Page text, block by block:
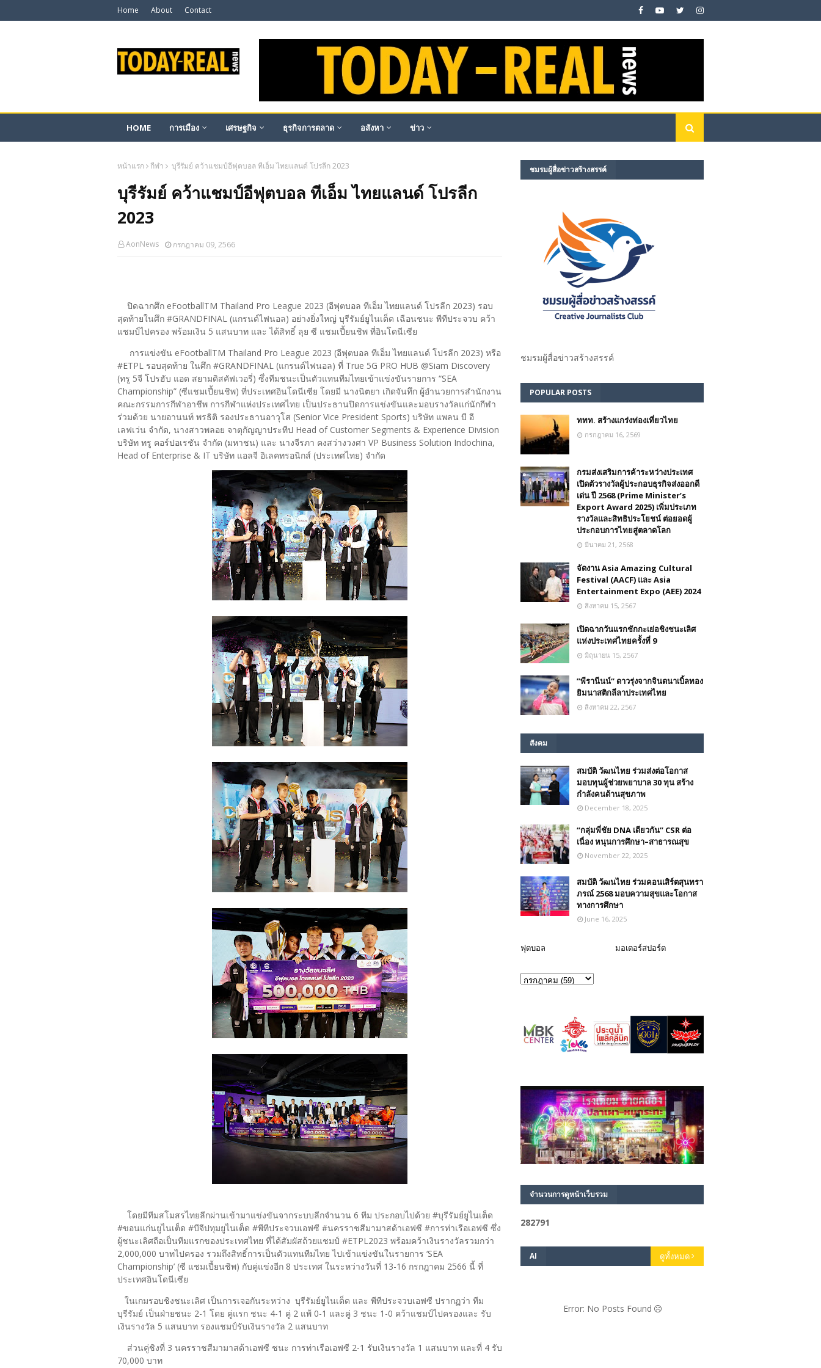
Home About Contact
HOME การเมือง เศรษฐกิจ ธุรกิจการตลาด อสังหา ข่าว
หน้าแรก กีฬา บุรีรัมย์ คว้าแชมป์อีฟุตบอล ทีเอ็ม ไทยแลนด์ โปรลีก 2023
บุรีรัมย์ คว้าแชมป์อีฟุตบอล ทีเอ็ม ไทยแลนด์ โปรลีก
2023
AonNews กรกฎาคม 09, 2566
ปิดฉากศึก eFootballTM Thailand Pro League 2023 (อีฟุตบอล ทีเอ็ม ไทยแลนด์ โปรลีก 2023) รอบ
สุดท้ายในศึก #GRANDFINAL (แกรนด์ไฟนอล) อย่างยิ่งใหญ่ บุรีรัมย์ยูไนเต็ด เฉือนชนะ พีทีประจวบ คว้า
แชมป์ไปครอง พร้อมเงิน 5 แสนบาท และ ได้สิทธิ์ ลุย ซี แชมเปี้ยนชิพ ที่อินโดนีเซีย
การแข่งขัน eFootballTM Thailand Pro League 2023 (อีฟุตบอล ทีเอ็ม ไทยแลนด์ โปรลีก 2023) หรือ
#ETPL รอบสุดท้าย ในศึก #GRANDFINAL (แกรนด์ไฟนอล) ที่ True 5G PRO HUB @Siam Discovery
(ทรู 5จี โปรฮับ แอด สยามดิสคัฟเวอรี่) ซึ่งทีมชนะเป็นตัวแทนทีมไทยเข้าแข่งขันรายการ “SEA
Championship” (ซีแชมเปี้ยนชิพ) ที่ประเทศอินโดนีเซีย โดยมี นางนิตยา เกิดจันทึก ผู้อำนวยการสำนักงาน
คณะกรรมการกีฬาอาชีพ การกีฬาแห่งประเทศไทย เป็นประธานปิดการแข่งขันและมอบรางวัลแก่นักกีฬา
ร่วมด้วย นายอานนท์ พรธิติ รองประธานอาวุโส (Senior Vice President Sports) บริษัท แพลน บี อี
เลฟเว่น จำกัด, นางสาวพลอย จาตุกัญญาประทีป Head of Customer Segments & Experience Division
บริษัท ทรู คอร์ปอเรชัน จำกัด (มหาชน) และ นางจีรภา คงสว่างวงศา VP Business Solution Indochina,
Head of Enterprise & IT บริษัท แอลจี อิเลคทรอนิกส์ (ประเทศไทย) จำกัด
โดยมีทีมสโมสรไทยลีกผ่านเข้ามาแข่งขันจากระบบลีกจำนวน 6 ทีม ประกอบไปด้วย #บุรีรัมย์ยูไนเต็ด
#ขอนแก่นยูไนเต็ด #บีจีปทุมยูไนเต็ด #พีทีประจวบเอฟซี #นครราชสีมามาสด้าเอฟซี #การท่าเรือเอฟซี ซึ่ง
ผู้ชนะเลิศถือเป็นทีมแรกของประเทศไทย ที่ได้สัมผัสถ้วยแชมป์ #ETPL2023 พร้อมคว้าเงินรางวัลรวมกว่า
2,000,000 บาทไปครอง รวมถึงสิทธิ์การเป็นตัวแทนทีมไทย ไปเข้าแข่งขันในรายการ ‘SEA
Championship’ (ซี แชมเปี้ยนชิพ) กับคู่แข่งอีก 8 ประเทศ ในระหว่างวันที่ 13-16 กรกฎาคม 2566 นี้ ที่
ประเทศอินโดนีเซีย
ในเกมรอบชิงชนะเลิศ เป็นการเจอกันระหว่าง บุรีรัมย์ยูไนเต็ด และ พีทีประจวบเอฟซี ปรากฏว่า ทีม
บุรีรัมย์ เป็นฝ่ายชนะ 2-1 โดย คู่แรก ชนะ 4-1 คู่ 2 แพ้ 0-1 และคู่ 3 ชนะ 1-0 คว้าแชมป์ไปครองและ รับ
เงินรางวัล 5 แสนบาท รองแชมป์รับเงินรางวัล 2 แสนบาท
ส่วนคู่ชิงที่ 3 นครราชสีมามาสด้าเอฟซี ชนะ การท่าเรือเอฟซี 2-1 รับเงินรางวัล 1 แสนบาท และที่ 4 รับ
70,000 บาท
ชมรม​ผู้สื่อข่าวสร้างสรรค์​
ชมรม​ผู้สื่อข่าวสร้างสรรค์​
POPULAR POSTS
ททท. สร้างแกร่งท่องเที่ยวไทย
กรกฎาคม 16, 2569
กรมส่งเสริมการค้าระหว่างประเทศ
เปิดตัวรางวัลผู้ประกอบธุรกิจส่งออกดี
เด่น ปี 2568 (Prime Minister’s
Export Award 2025) เพิ่มประเภท
รางวัลและสิทธิประโยชน์ ต่อยอดผู้
ประกอบการไทยสู่ตลาดโลก
มีนาคม 21, 2568
จัดงาน Asia Amazing Cultural
Festival (AACF) และ Asia
Entertainment Expo (AEE) 2024
สิงหาคม 15, 2567
เปิดฉากวันแรกชักกะเย่อชิงชนะเลิศ
แห่งประเทศไทยครั้งที่ 9
มิถุนายน 15, 2567
”พีรานีนน์“​ ดาวรุ่งจากจินตนาเบิ้ลทอง
ยิมนาสติกลีลาประเทศไทย
สิงหาคม 22, 2567
สังคม
สมบัติ วัฒนไทย ร่วมส่งต่อโอกาส
มอบทุนผู้ช่วยพยาบาล 30 ทุน สร้าง
กำลังคนด้านสุขภาพ
December 18, 2025
“กลุ่มพี่ชัย DNA เดียวกัน” CSR ต่อ
เนื่อง หนุนการศึกษา–สาธารณสุข
November 22, 2025
สมบัติ วัฒนไทย ร่วมคอนเสิร์ตสุนทรา
ภรณ์ 2568 มอบความสุขและโอกาส
ทางการศึกษา
June 16, 2025
ฟุตบอล มอเตอร์สปอร์ต
จำนวนการดูหน้าเว็บรวม
282791
AI ดูทั้งหมด
Error: No Posts Found